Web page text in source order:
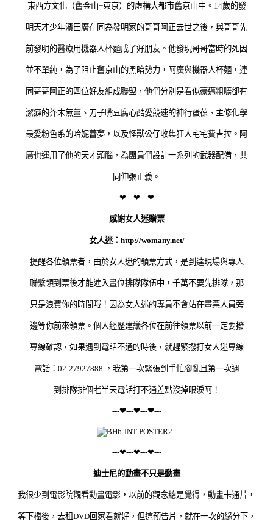
東西方文化（舊金山+東京）的虛構大都市舊京山中。14歲的發
明天才少年濱田廣在同為發明家的哥哥阿正去世之後，與哥哥先
前發明的醫療用機器人杯麵成了好朋友。他發現哥哥當時的死因
並不單純，為了阻止舊京山的黑暗勢力，阿廣與機器人杯麵，連
同哥哥阿正的四位好友組成聯盟，他們分別是看似豪邁粗曠卻有
潔癖的芥末無薑、刀子嘴豆腐心酷愛競速的神行蛋葆、主修化學
最愛粉色系的哈妮蕾夢，以及怪獸公仔收集狂人宅宅費吉拉。阿
廣也運用了他的天才頭腦，為團員們設計一系列的武器配備，共
同伸張正義。
---❤---❤---❤---
感謝女人迷贈票
女人迷： http://womany.net/
提醒各位領票者，由於女人迷的領票方式， 是到達現場與專人
聯繫領到票後才能進入畫位排隊隊伍中，千萬不要先排隊，那
只是浪費你的時間哦！因為女人迷的專員不會站在畫票人員旁
邊等你前來領票。個人經歷建議各位在前往領票以前一定要撥
專線確認，如果遇到電話不通的時後，就趕緊撥打女人迷專線
電話：02-27927888 ，我第一次緊張到手忙腳亂且第一次遇
到排隊排個老半天電話打不通差點沒掉眼淚阿！
---❤---❤---❤---
---❤---❤---❤---
迪士尼的動畫不只是動畫
我很少到電影院觀看動畫電影，以前的觀念總是覺得，動畫卡通片，
等下檔後，去租DVD回家看就好，但這預告片，就在一次的緣分下，